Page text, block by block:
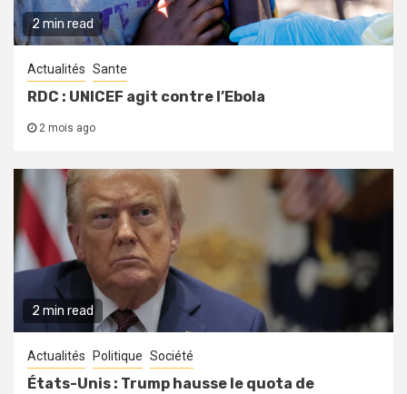
2 min read
Actualités Sante
RDC : UNICEF agit contre l’Ebola
2 mois ago
2 min read
Actualités Politique Société
États-Unis : Trump hausse le quota de